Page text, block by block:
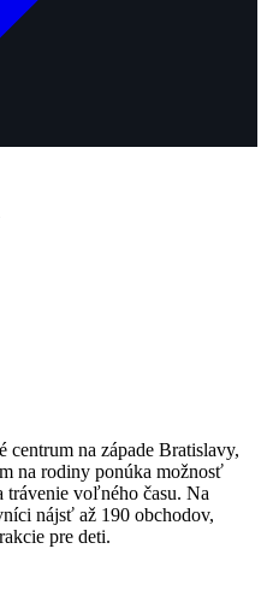
na západe Bratislavy,
na rodiny ponúka možnosť
voľného času. Na
nájsť až 190 obchodov,
pre deti.